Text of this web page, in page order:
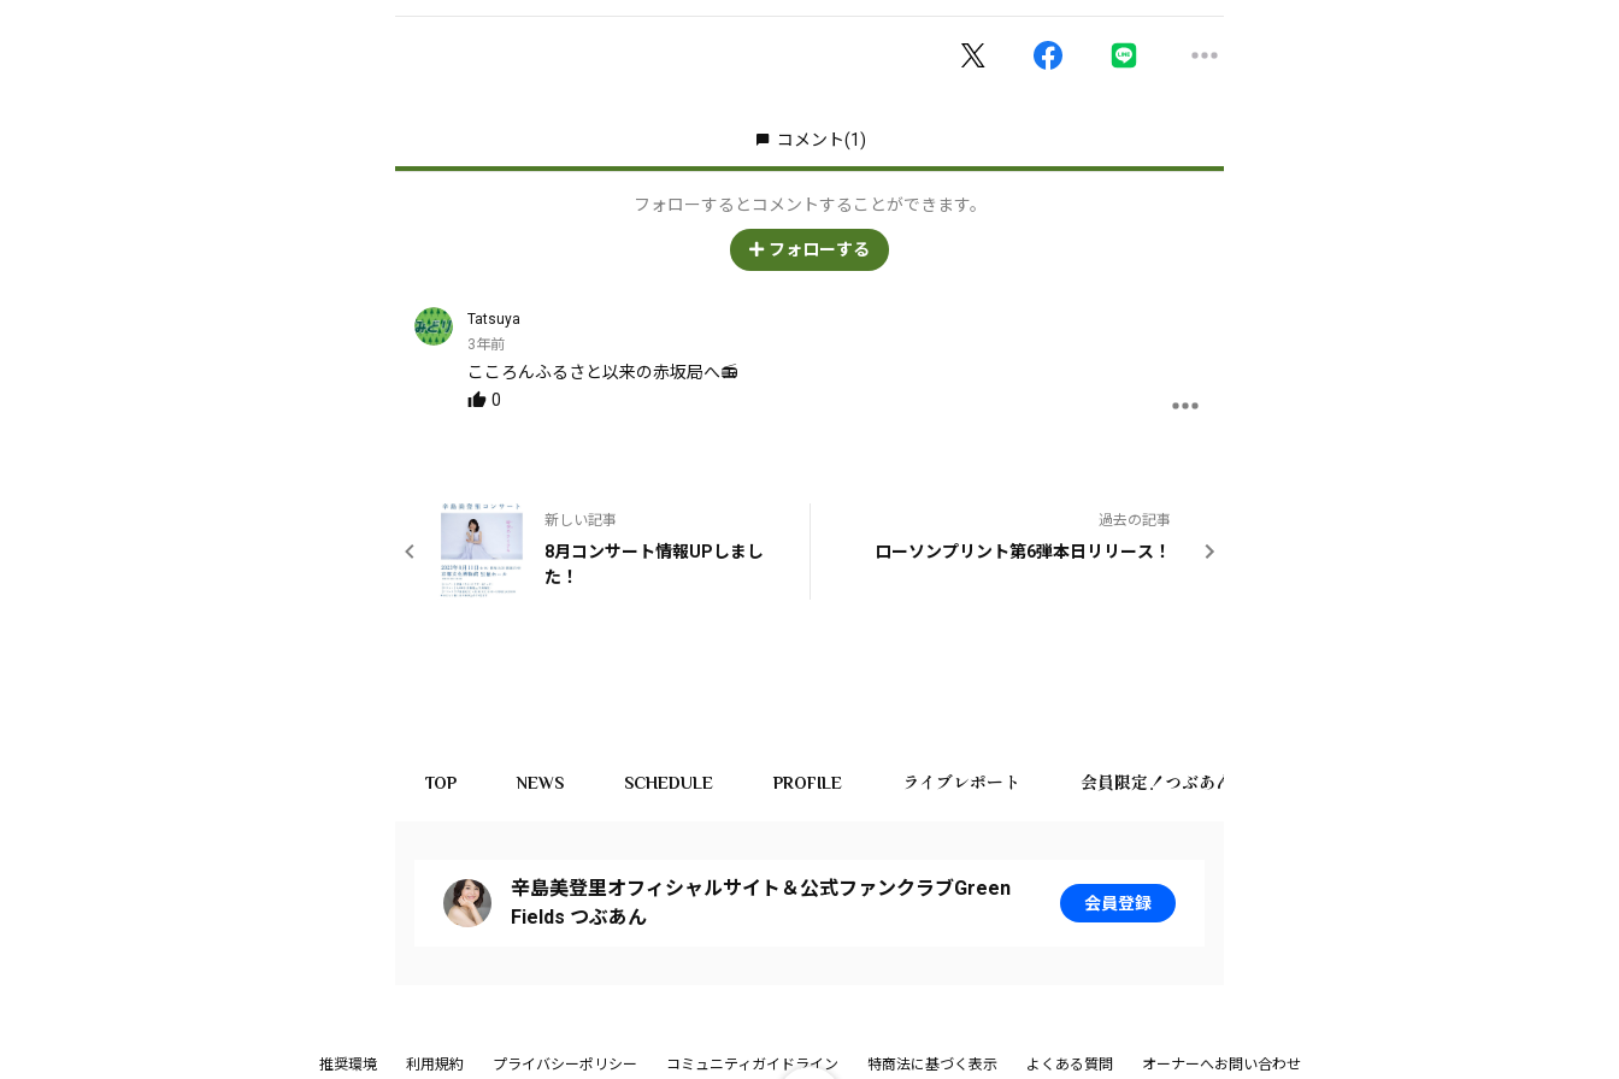
コメント(1)
フォローするとコメントすることができます。
フォローする
Tatsuya
3年前
こころんふるさと以来の赤坂局へ📻
0
新しい記事
8月コンサート情報UPしまし
た！
過去の記事
ローソンプリント第6弾本日リリース！
TOP NEWS SCHEDULE PROFILE ライブレポート 会員限定！つぶあん商店
辛島美登里オフィシャルサイト＆公式ファンクラブGreen
Fields つぶあん
会員登録
推奨環境 利用規約 プライバシーポリシー コミュニティガイドライン 特商法に基づく表示 よくある質問 オーナーへお問い合わせ